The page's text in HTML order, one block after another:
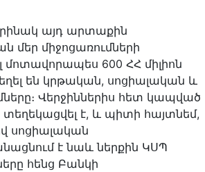
այդ արտաքին
միջոցառումների
մոտավորապես 600 ՀՀ միլիոն
են կրթական, սոցիալական և
Վերջիններիս հետ կապված
է, և պիտի հայտնեմ,
սոցիալական
է նաև ներքին ԿՍՊ
հենց Բանկի